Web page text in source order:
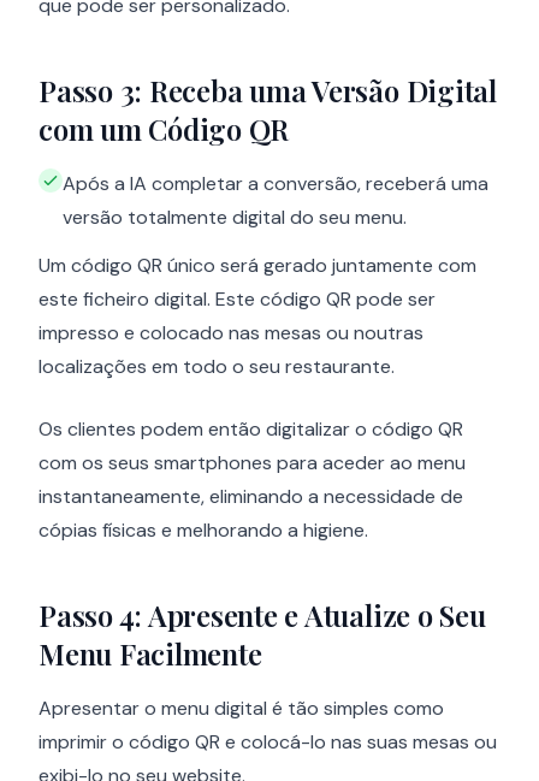
Passo 3: Receba uma Versão Digital
com um Código QR
Após a IA completar a conversão, receberá uma
versão totalmente digital do seu menu.
Um código QR único será gerado juntamente com
este ficheiro digital. Este código QR pode ser
impresso e colocado nas mesas ou noutras
localizações em todo o seu restaurante.
Os clientes podem então digitalizar o código QR
com os seus smartphones para aceder ao menu
instantaneamente, eliminando a necessidade de
cópias físicas e melhorando a higiene.
Passo 4: Apresente e Atualize o Seu
Menu Facilmente
Apresentar o menu digital é tão simples como
imprimir o código QR e colocá-lo nas suas mesas ou
exibi-lo no seu website.